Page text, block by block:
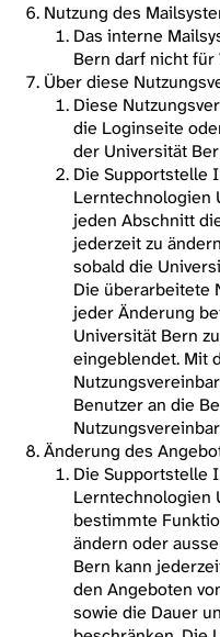
Nutzung des
Das interne
Bern darf nicht
Über diese
Diese
die Loginseite
der Universität
Die Supportstelle
Lerntechnologien
jeden Abschnitt
jederzeit zu
sobald die
Die überarbeitete
jeder Änderung
Universität Bern
eingeblendet. Mit
Benutzer an die
Änderung des
Die Supportstelle
Lerntechnologien
bestimmte
ändern oder
Bern kann
den Angeboten
sowie die Dauer